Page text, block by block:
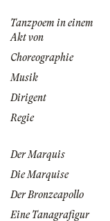
Tanzpoem in einem
Akt von
Choreographie
Musik
Dirigent
Regie
Der Marquis
Die Marquise
Der Bronzeapollo
Eine Tanagrafigur